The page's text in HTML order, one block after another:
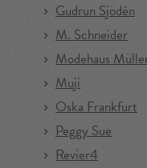
Gudrun Sjödén
M. Schneider
Modehaus
Muji
Oska Frankfurt
Peggy Sue
Revier4